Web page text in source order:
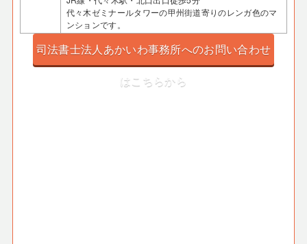
代々木ゼミナールタワーの甲州街道寄りのレンガ色のマ
ンションです。
司法書士法人あかいわ事務所へのお問い合わせ
はこちらから